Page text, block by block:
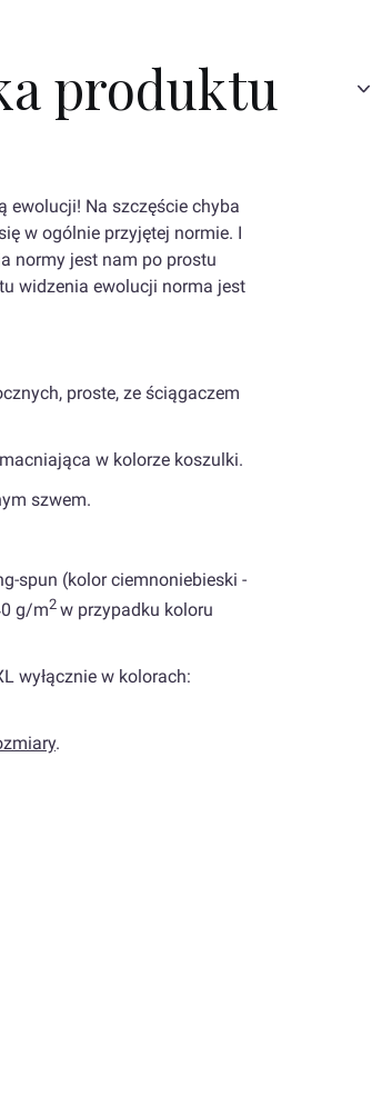
produktu
ewolucji! Na szczęście chyba
w ogólnie przyjętej normie. I
normy jest nam po prostu
widzenia ewolucji norma jest
proste, ze ściągaczem
w kolorze koszulki.
szwem.
spun (kolor ciemnoniebieski -
g/m2 w przypadku koloru
wyłącznie w kolorach:
.